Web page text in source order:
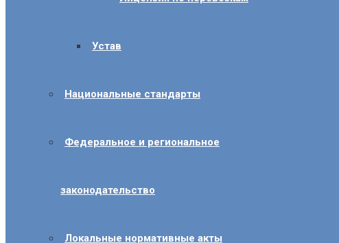
Устав
Национальные стандарты
Федеральное и региональное
законодательство
Локальные нормативные акты